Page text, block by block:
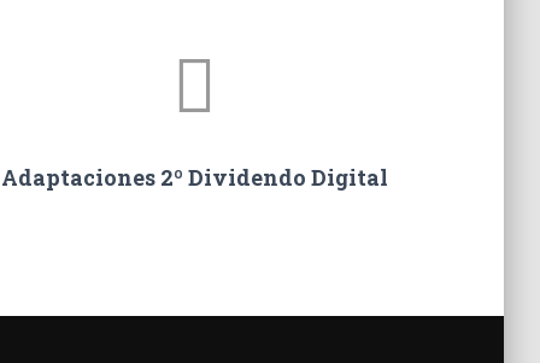
Adaptaciones 2º Dividendo Digital